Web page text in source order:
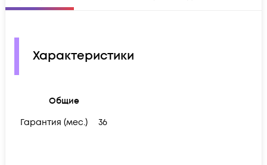
Характеристики
Общие
Гарантия (мес.)
36